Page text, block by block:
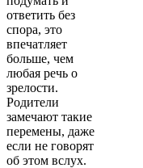
ответить без
спора, это
впечатляет
больше, чем
любая речь о
зрелости.
Родители
замечают такие
перемены, даже
если не говорят
об этом вслух.